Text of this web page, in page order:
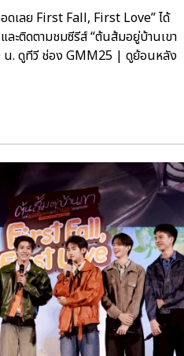
ดเลย First Fall, First Love” ได้
ติดตามชมซีรีส์ “ต้นส้มอยู่บ้านเขา
น. ดูทีวี ช่อง GMM25 | ดูย้อนหลัง